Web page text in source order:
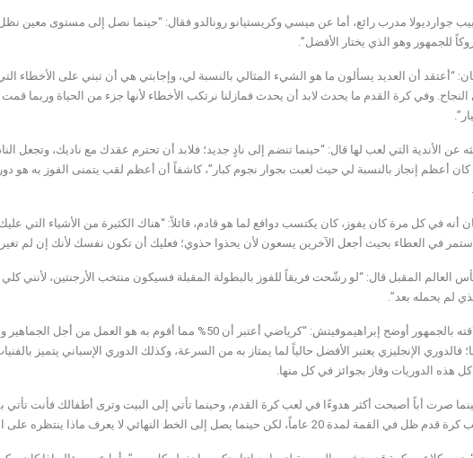
جوارديولا مدرب رائع، أما عن ميسي وكريستيانو رونالدو فقال: “حينما نصل إلى مستوى معين
للجمهور وهو الذي يختار الأفضل”.
“أعتقد أن العديد يسألون ما هو الشيء المثالي بالنسبة لي، وإجابتي هي أن تبني على الأخطاء
وفي كرة القدم ما يحدث لابد أن يحدث فمازلنا نرتكب الأخطاء لأنها جزء من الحياة وربما
عن الأندية التي لعب لها قال: “حينما تنضم إلى نادٍ جديد؛ فلابد أن تحترم عقدك مع ناديك، وتجعل
أعظم إنجاز بالنسبة لي حيث لعبت بجوار نجوم كبار”، كاشفاً أن أعظم لقب يتمنى الفوز به هو
أنه في كل مرة كان يفوز، كان يكتسب دوافع لما هو قادم، قائلاً: “هناك الكثيرة من الأشياء التي
في العطاء بحيث أجعل الآخرين يسعون لأن يحذوا حذوي؛ فعليك أن تكون نفسك لأنك إن لم
العالم المقبل قال: “لو رشّحت فريقاً للفوز بالبطولة المقبلة فسيكون منتخب الأرجنتين،
لم يحمله بعد”.
وعن علاقته بالجمهور أوضح إبراهيموفيتش: “كرياضي أعتبر أن 50% مما
فالدوري الإنجليزي يعتبر الأفضل حالياً لما يمتاز به من السرعة، وكذلك الدوري الإسباني يتميز
هذه الدوريات وفاز بجوائز في كل منها.
صرت أباً أصبحت أكثر هدوءًا في لعب كرة القدم، وحينما تأتي إلى البيت وترى أطفالك فأنت
لمدة 20 عاماً، لكن حينما يصل إلى الخط النهائي لا يعرف ماذا ينتظره على الطرف الآخر، ويشعر بالخوف من ذلك.